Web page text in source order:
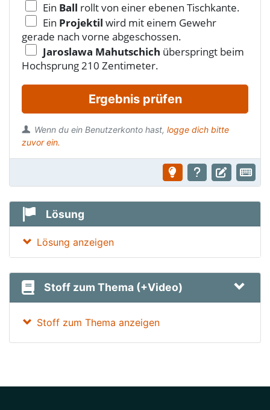
Ein Ball rollt von einer ebenen Tischkante.
Ein Projektil wird mit einem Gewehr
gerade nach vorne abgeschossen.
Jaroslawa Mahutschich überspringt beim
Hochsprung 210 Zentimeter.
Ergebnis prüfen
Wenn du ein Benutzerkonto hast, logge dich bitte
zuvor ein.
Lösung
Lösung anzeigen
Stoff zum Thema (+Video)
Stoff zum Thema anzeigen